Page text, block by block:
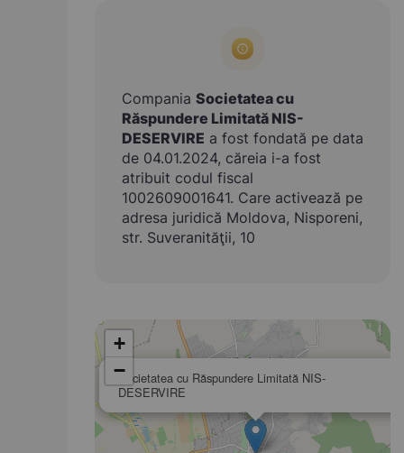
Compania Societatea cu
Răspundere Limitată NIS-
DESERVIRE a fost fondată pe data
de 04.01.2024, căreia i-a fost
atribuit codul fiscal
1002609001641. Care activează pe
adresa juridică Moldova, Nisporeni,
str. Suveranităţii, 10
Societatea cu Răspundere Limitată NIS-
DESERVIRE
+
−